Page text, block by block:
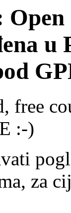
u
free
:-)
za